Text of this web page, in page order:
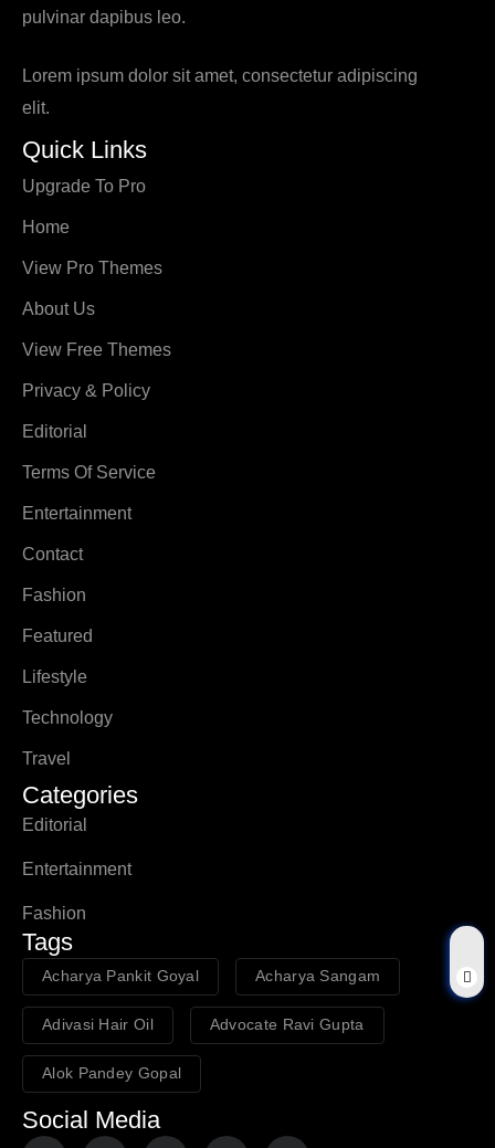
pulvinar dapibus leo.
Lorem ipsum dolor sit amet, consectetur adipiscing
elit.
Quick Links
Upgrade To Pro
Home
View Pro Themes
About Us
View Free Themes
Privacy & Policy
Editorial
Terms Of Service
Entertainment
Contact
Fashion
Featured
Lifestyle
Technology
Travel
Categories
Editorial
Entertainment
Fashion
Tags
Acharya Pankit Goyal Acharya Sangam
Adivasi Hair Oil Advocate Ravi Gupta
Alok Pandey Gopal
Social Media